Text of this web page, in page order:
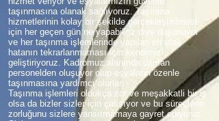
taşınmasına olanak sağlıyoruz. Taşınma
hizmetlerinin kolay bir şekilde gerçekleştirilmesi
için her geçen gün ne yapabiliriz diye düşünüyor
ve her taşınma işlemlerinde yapılan en ufak
hatanın tekrarlanmaması için kendimizi
geliştiriyoruz. Kadromuz alanında uzman
personelden oluşuyor olup eşyaların özenle
taşınmasına yardımcı olurlar.
Taşınma işlemleri oldukça zor ve meşakkatli bir iş
olsa da bizler sizler için çalışıyor ve bu süreçlerin
zorluğunu sizlere yansıtmamaya gayret ediyoruz.